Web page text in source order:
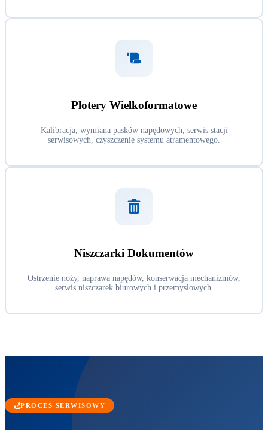
Plotery Wielkoformatowe
Kalibracja, wymiana pasków napędowych, serwis stacji
serwisowych, czyszczenie systemu atramentowego.
Niszczarki Dokumentów
Ostrzenie noży, naprawa napędów, konserwacja mechanizmów,
serwis niszczarek biurowych i przemysłowych.
PROCES SERWISOWY